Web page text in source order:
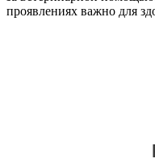
проявлениях важно для